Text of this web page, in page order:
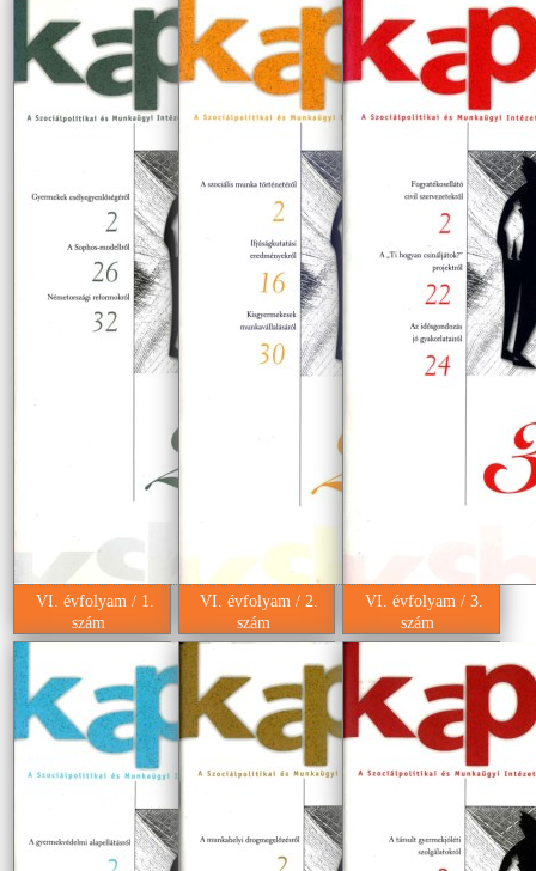
VI. évfolyam / 1.
szám
VI. évfolyam / 2.
szám
VI. évfolyam / 3.
szám